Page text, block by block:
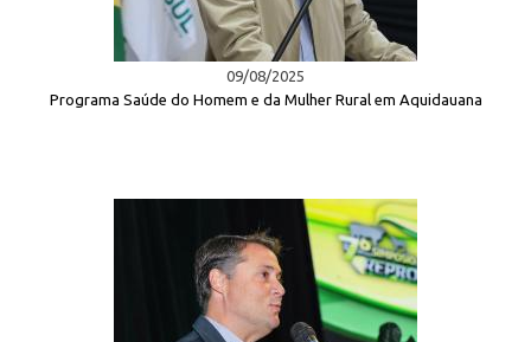
09/08/2025
Programa Saúde do Homem e da Mulher Rural em Aquidauana